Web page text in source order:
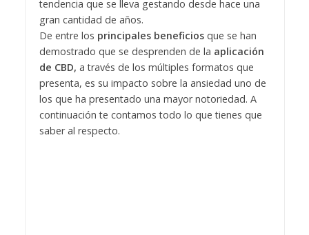
tendencia que se lleva gestando desde hace una
gran cantidad de años.
De entre los principales beneficios que se han
demostrado que se desprenden de la aplicación
de CBD, a través de los múltiples formatos que
presenta, es su impacto sobre la ansiedad uno de
los que ha presentado una mayor notoriedad. A
continuación te contamos todo lo que tienes que
saber al respecto.